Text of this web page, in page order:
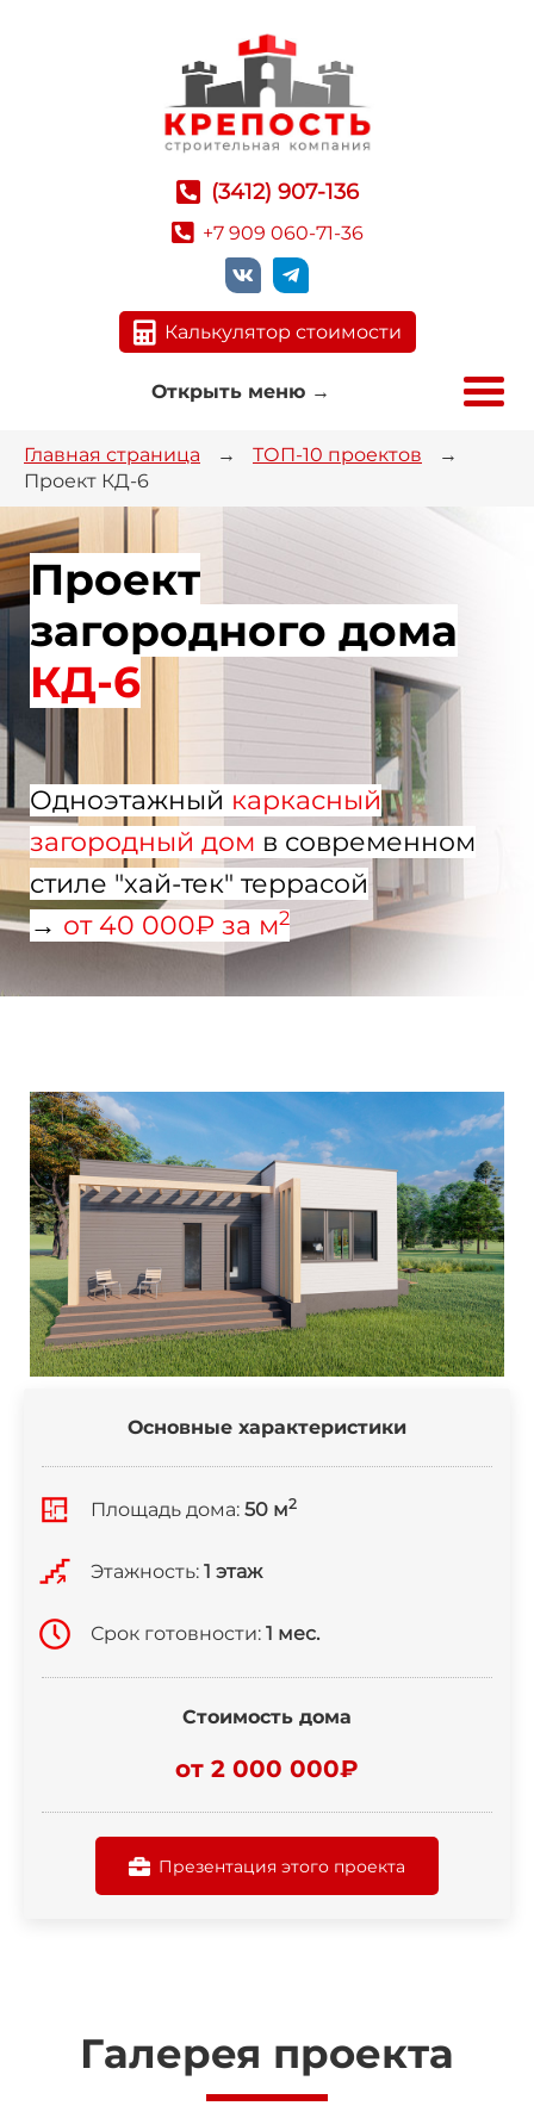
(3412) 907-136
+7 909 060-71-36
Калькулятор стоимости
Открыть меню →
Главная страница → ТОП-10 проектов
→
Проект КД-6
Проект
загородного дома
КД-6
Одноэтажный каркасный
загородный дом в современном
стиле "хай-тек" террасой
→ от 40 000₽ за м2
Основные характеристики
Площадь дома: 50 м2
Этажность: 1 этаж
Срок готовности: 1 мес.
Стоимость дома
от 2 000 000₽
Презентация этого проекта
Галерея проекта